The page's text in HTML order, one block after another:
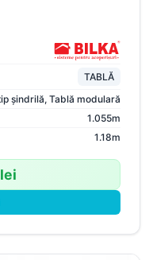
TABLĂ
șindrilă, Tablă modulară
1.055m
1.18m